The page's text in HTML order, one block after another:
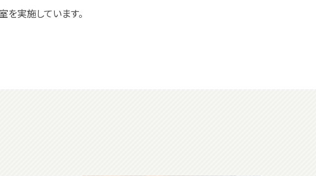
実施しています。